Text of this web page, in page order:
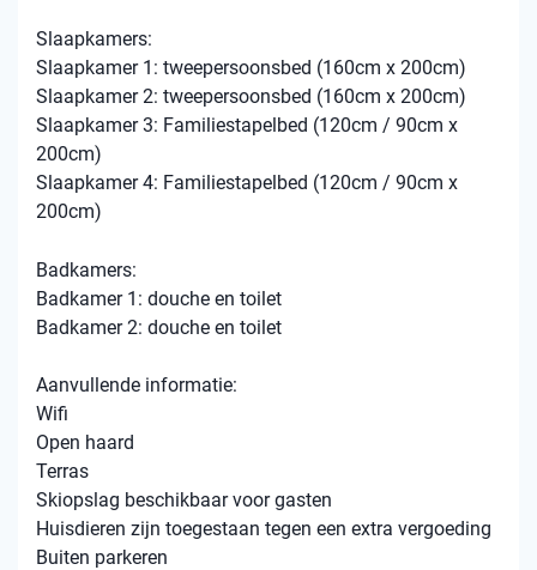
Slaapkamers:
Slaapkamer 1: tweepersoonsbed (160cm x 200cm)
Slaapkamer 2: tweepersoonsbed (160cm x 200cm)
Slaapkamer 3: Familiestapelbed (120cm / 90cm x
200cm)
Slaapkamer 4: Familiestapelbed (120cm / 90cm x
200cm)
Badkamers:
Badkamer 1: douche en toilet
Badkamer 2: douche en toilet
Aanvullende informatie:
Wifi
Open haard
Terras
Skiopslag beschikbaar voor gasten
Huisdieren zijn toegestaan tegen een extra vergoeding
Buiten parkeren